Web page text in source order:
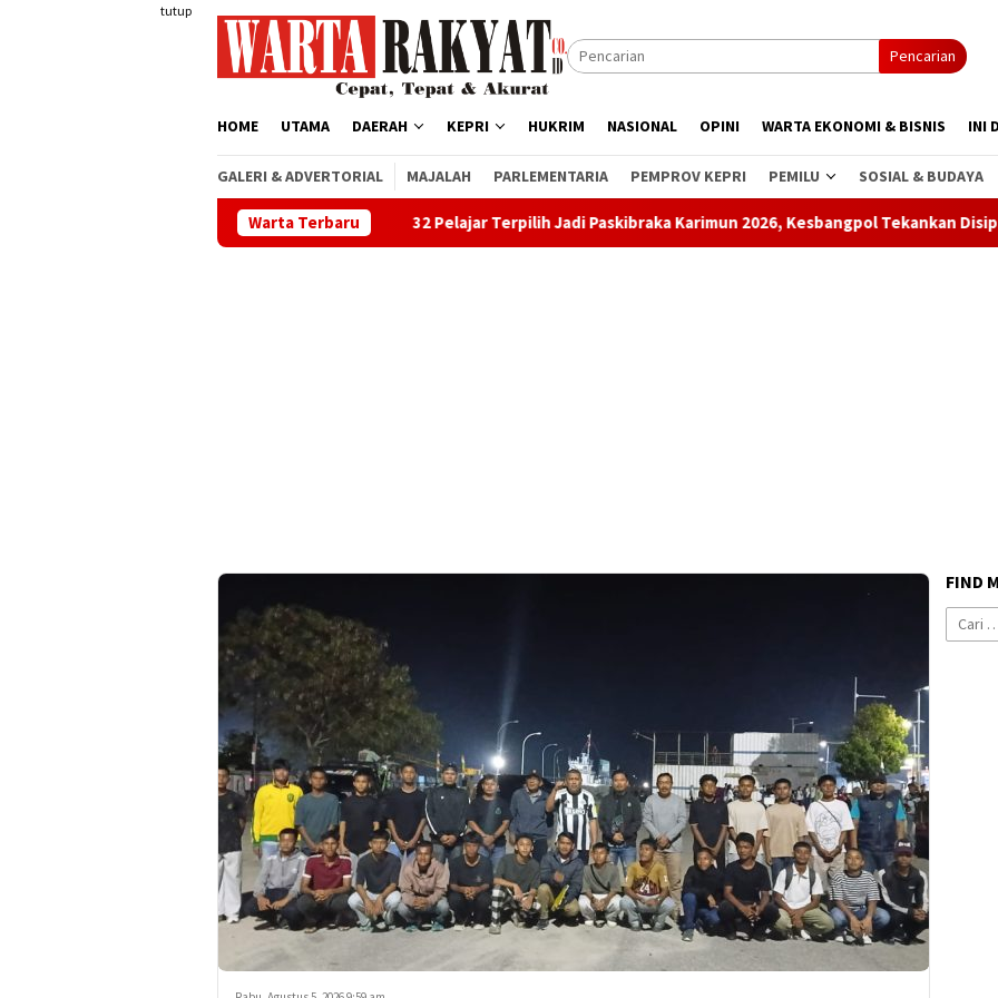
tutup
Pencarian
HOME UTAMA DAERAH KEPRI HUKRIM NASIONAL OPINI WARTA EKONOMI & BISNIS INI
GALERI & ADVERTORIAL MAJALAH PARLEMENTARIA PEMPROV KEPRI PEMILU SOSIAL & BUDAYA
Warta Terbaru
32 Pelajar Terpilih Jadi Paskibraka Karimun 2026, Kesbangpol Tekankan Disiplin dan
FIND
Cari
untuk: